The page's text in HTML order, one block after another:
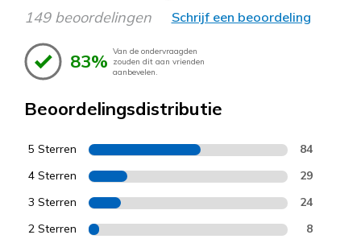
149 beoordelingen Schrijf een beoordeling
83% Van de ondervraagden
zouden dit aan vrienden
aanbevelen.
Beoordelingsdistributie
5 Sterren 84
4 Sterren 29
3 Sterren 24
2 Sterren 8